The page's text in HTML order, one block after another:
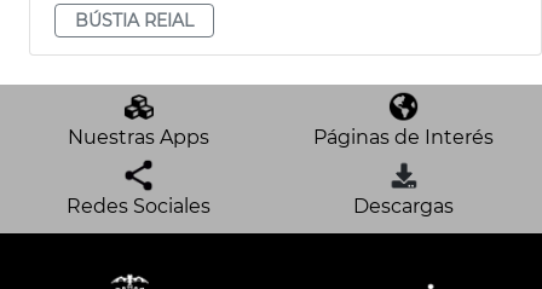
BÚSTIA REIAL
Nuestras Apps Páginas de Interés
Redes Sociales Descargas